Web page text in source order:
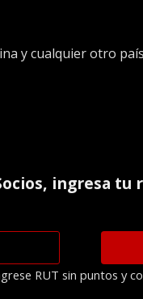
y cualquier otro
, ingresa tu
RUT sin puntos y